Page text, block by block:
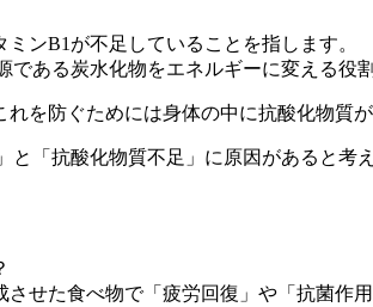
ンB1が不足していることを指します。
ある炭水化物をエネルギーに変える役
を防ぐためには身体の中に抗酸化物質
「抗酸化物質不足」に原因があると考
せた食べ物で「疲労回復」や「抗菌作